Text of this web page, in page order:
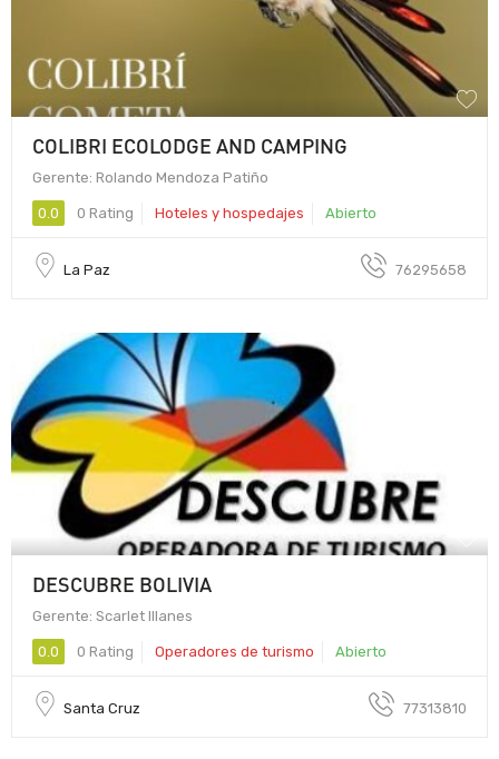
COLIBRI ECOLODGE AND CAMPING
Gerente: Rolando Mendoza Patiño
0.0 0 Rating Hoteles y hospedajes Abierto
La Paz 76295658
DESCUBRE BOLIVIA
Gerente: Scarlet Illanes
0.0 0 Rating Operadores de turismo Abierto
Santa Cruz 77313810